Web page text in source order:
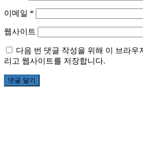
이메일 *
웹사이트
다음 번 댓글 작성을 위해 이 브라우
리고 웹사이트를 저장합니다.